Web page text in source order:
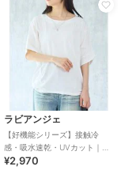
ラビアンジェ
【好機能シリーズ】接触冷
感・吸水速乾・UVカット｜切
替ワイドドルマンプルオーバ
¥2,970